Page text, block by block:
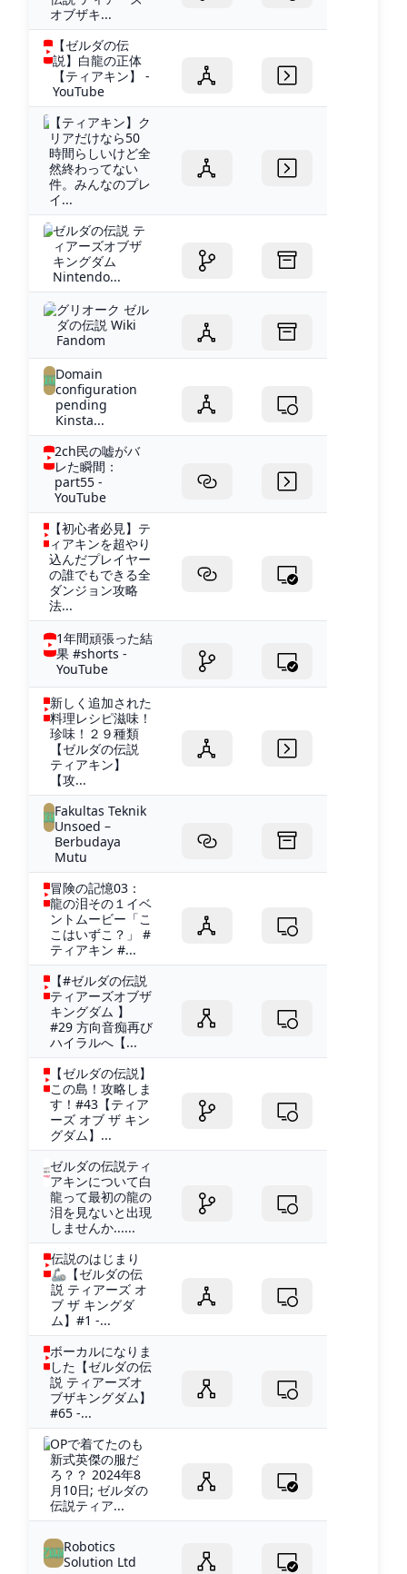
オブザキ...
【ゼルダの伝
説】白龍の正体
【ティアキン】 -
YouTube
【ティアキン】ク
リアだけなら50
時間らしいけど全
然終わってない
件。みんなのプレ
イ...
ゼルダの伝説 テ
ィアーズオブザ
キングダム
Nintendo...
グリオーク ゼル
ダの伝説 Wiki
Fandom
Domain
configuration
pending
Kinsta...
2ch民の嘘がバ
レた瞬間：
part55 -
YouTube
【初心者必見】テ
ィアキンを超やり
込んだプレイヤー
の誰でもできる全
ダンジョン攻略
法...
1年間頑張った結
果 #shorts -
YouTube
新しく追加された
料理レシピ滋味！
珍味！２９種類
【ゼルダの伝説
ティアキン】
【攻...
Fakultas Teknik
Unsoed –
Berbudaya
Mutu
冒険の記憶03：
龍の泪その１イベ
ントムービー「こ
こはいずこ？」 #
ティアキン #...
【#ゼルダの伝説
ティアーズオブザ
キングダム 】
#29 方向音痴再び
ハイラルへ【...
【ゼルダの伝説】
この島！攻略しま
す！#43【ティア
ーズ オブ ザ キン
グダム】...
ゼルダの伝説ティ
アキンについて白
龍って最初の龍の
泪を見ないと出現
しませんか......
伝説のはじまり
🦾【ゼルダの伝
説 ティアーズ オ
ブ ザ キングダ
ム】#1 -...
ボーカルになりま
した【ゼルダの伝
説 ティアーズオ
ブザキングダム】
#65 -...
OPで着てたのも
新式英傑の服だ
ろ？？ 2024年8
月10日; ゼルダの
伝説ティア...
Robotics
Solution Ltd